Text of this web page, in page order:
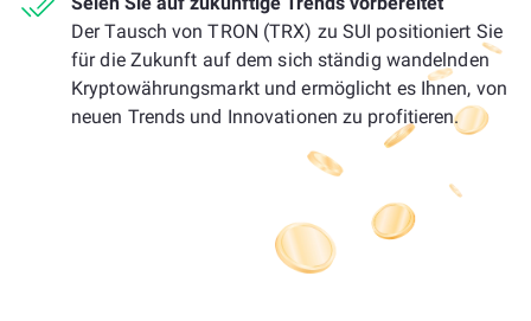
Der Tausch von TRON (TRX) zu SUI positioniert Sie
für die Zukunft auf dem sich ständig wandelnden
Kryptowährungsmarkt und ermöglicht es Ihnen, von
neuen Trends und Innovationen zu profitieren.